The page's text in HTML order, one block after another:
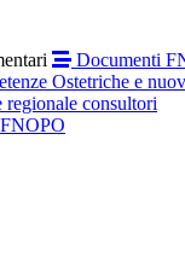
Documenti
Ostetriche e
regionale consultori